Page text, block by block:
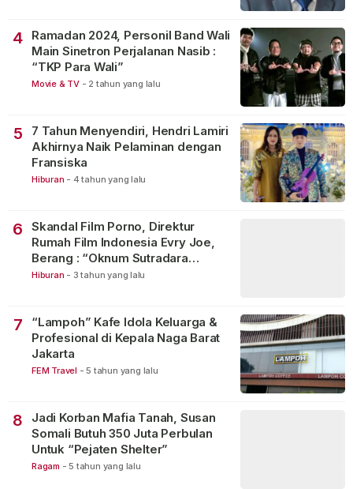
4
Ramadan 2024, Personil Band Wali
Main Sinetron Perjalanan Nasib :
“TKP Para Wali”
Movie & TV - 2 tahun yang lalu
5
7 Tahun Menyendiri, Hendri Lamiri
Akhirnya Naik Pelaminan dengan
Fransiska
Hiburan - 4 tahun yang lalu
6
Skandal Film Porno, Direktur
Rumah Film Indonesia Evry Joe,
Berang : “Oknum Sutradara
Merusak Perfilman Indonesia”!
Hiburan - 3 tahun yang lalu
7
“Lampoh” Kafe Idola Keluarga &
Profesional di Kepala Naga Barat
Jakarta
FEM Travel - 5 tahun yang lalu
8
Jadi Korban Mafia Tanah, Susan
Somali Butuh 350 Juta Perbulan
Untuk “Pejaten Shelter”
Ragam - 5 tahun yang lalu